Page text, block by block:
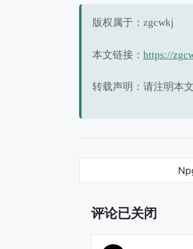
版权属于：zgcwkj
本文链接： https://
转载声明：请注明本
评论已关闭